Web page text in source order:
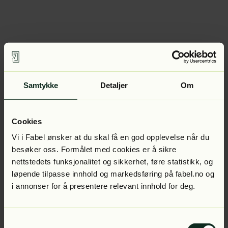
Samtykke Detaljer Om
Cookies
Vi i Fabel ønsker at du skal få en god opplevelse når du
besøker oss. Formålet med cookies er å sikre
nettstedets funksjonalitet og sikkerhet, føre statistikk, og
løpende tilpasse innhold og markedsføring på fabel.no og
i annonser for å presentere relevant innhold for deg.